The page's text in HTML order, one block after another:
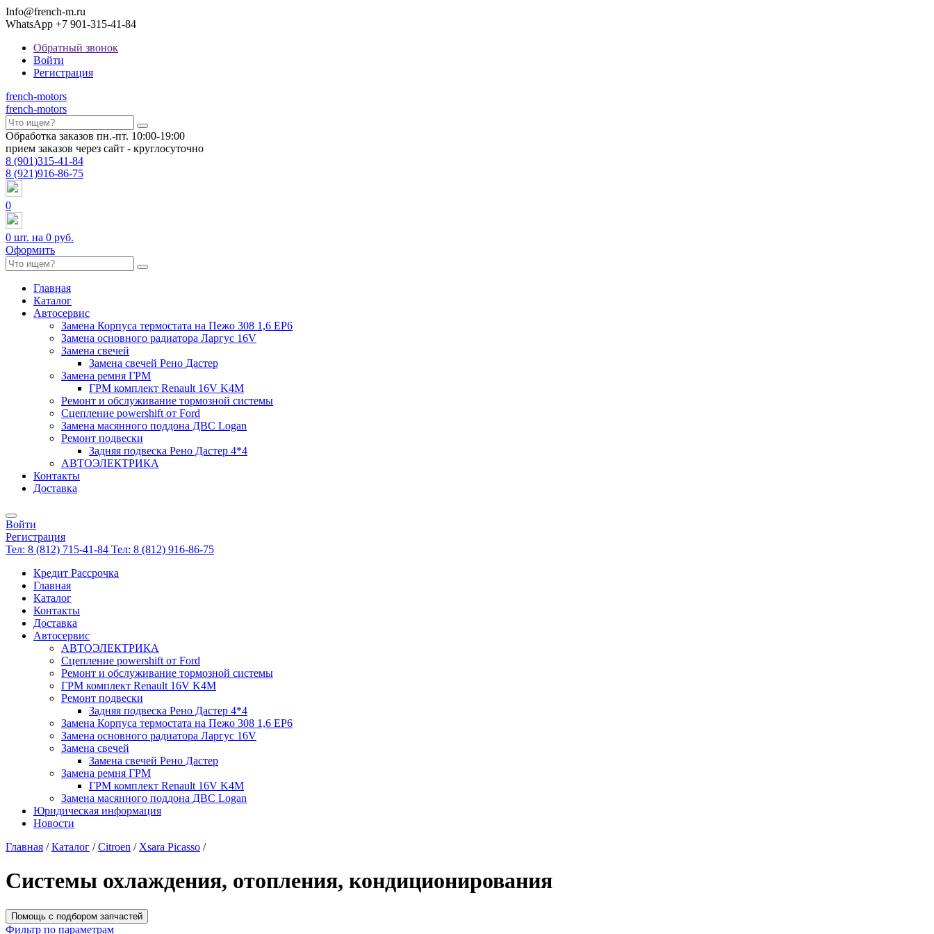
Info@french-m.ru
WhatsApp +7 901-315-41-84
Обратный звонок
Войти
Регистрация
french-motors
french-motors
Обработка заказов пн.-пт. 10:00-19:00
прием заказов через сайт - круглосуточно
8 (901)315-41-84
8 (921)916-86-75
0
0 шт. на 0 руб.
Оформить
Главная
Каталог
Автосервис
Замена Корпуса термостата на Пежо 308 1,6 EP6
Замена основного радиатора Ларгус 16V
Замена свечей
Замена свечей Рено Дастер
Замена ремня ГРМ
ГРМ комплект Renault 16V K4M
Ремонт и обслуживание тормозной системы
Сцепление powershift от Ford
Замена масянного поддона ДВС Logan
Ремонт подвески
Задняя подвеска Рено Дастер 4*4
АВТОЭЛЕКТРИКА
Контакты
Доставка
Войти
Регистрация
Тел: 8 (812) 715-41-84 Тел: 8 (812) 916-86-75
Кредит Рассрочка
Главная
Каталог
Контакты
Доставка
Автосервис
АВТОЭЛЕКТРИКА
Сцепление powershift от Ford
Ремонт и обслуживание тормозной системы
ГРМ комплект Renault 16V K4M
Ремонт подвески
Задняя подвеска Рено Дастер 4*4
Замена Корпуса термостата на Пежо 308 1,6 EP6
Замена основного радиатора Ларгус 16V
Замена свечей
Замена свечей Рено Дастер
Замена ремня ГРМ
ГРМ комплект Renault 16V K4M
Замена масянного поддона ДВС Logan
Юридическая информация
Новости
Главная / Каталог / Citroen / Xsara Picasso /
Системы охлаждения, отопления, кондиционирования
Помощь с подбором запчастей
Фильтр по параметрам